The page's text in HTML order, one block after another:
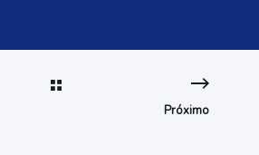
Próximo